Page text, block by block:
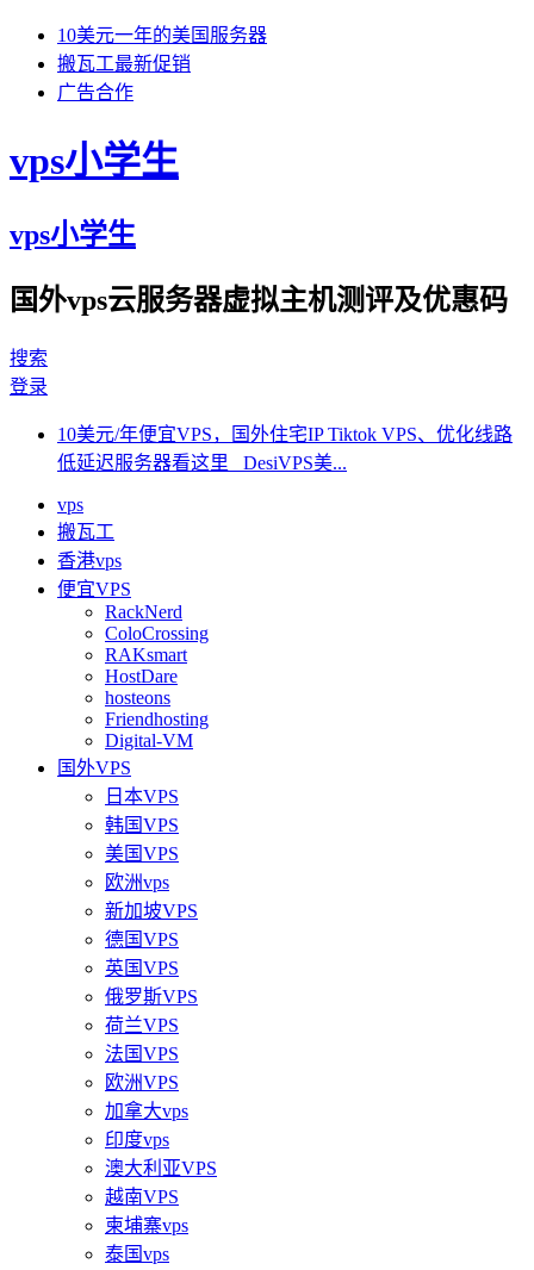
10美元一年的美国服务器
搬瓦工最新促销
广告合作
vps小学生
vps小学生
国外vps云服务器虚拟主机测评及优惠码
搜索
登录
10美元/年便宜VPS，国外住宅IP Tiktok VPS、优化线路
低延迟服务器看这里 DesiVPS美...
vps
搬瓦工
香港vps
便宜VPS
RackNerd
ColoCrossing
RAKsmart
HostDare
hosteons
Friendhosting
Digital-VM
国外VPS
日本VPS
韩国VPS
美国VPS
欧洲vps
新加坡VPS
德国VPS
英国VPS
俄罗斯VPS
荷兰VPS
法国VPS
欧洲VPS
加拿大vps
印度vps
澳大利亚VPS
越南VPS
柬埔寨vps
泰国vps